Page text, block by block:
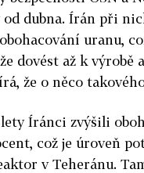
od dubna. Írán při
uranu,
dovést až k výrobě
že o něco
lety Íránci zvýšili
což je úroveň
v Teheránu.